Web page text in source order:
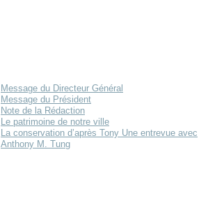
Message du Directeur Général
Message du Président
Note de la Rédaction
Le patrimoine de notre ville
La conservation d’après Tony Une entrevue avec
Anthony M. Tung